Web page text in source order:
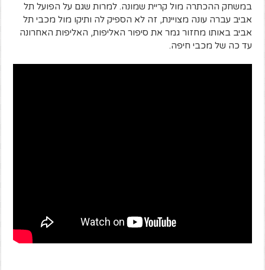
במשחק ההכתרה מול קריית שמונה. למרות שגם על הפועל תל
אביב עברה עונה מצויינת, זה לא הספיק לה ותיקו מול מכבי תל
אביב באותו מחזור גמר את סיפור האליפות, האליפות האחרונה
עד כה של מכבי חיפה.